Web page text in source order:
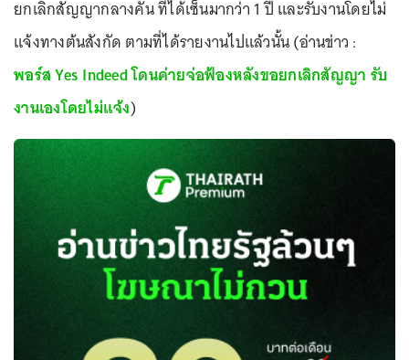
ยกเลิกสัญญากลางคัน ที่ได้เซ็นมากว่า 1 ปี และรับงานโดยไม่
แจ้งทางต้นสังกัด ตามที่ได้รายงานไปแล้วนั้น (อ่านข่าว :
พอร์ส Yes Indeed โดนค่ายจ่อฟ้องหลังขอยกเลิกสัญญา รับ
งานเองโดยไม่แจ้ง)